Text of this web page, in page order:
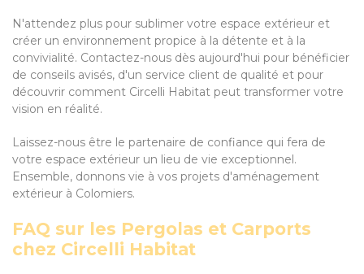
N'attendez plus pour sublimer votre espace extérieur et
créer un environnement propice à la détente et à la
convivialité. Contactez-nous dès aujourd'hui pour bénéficier
de conseils avisés, d'un service client de qualité et pour
découvrir comment Circelli Habitat peut transformer votre
vision en réalité.
Laissez-nous être le partenaire de confiance qui fera de
votre espace extérieur un lieu de vie exceptionnel.
Ensemble, donnons vie à vos projets d'aménagement
extérieur à Colomiers.
FAQ sur les Pergolas et Carports
chez Circelli Habitat